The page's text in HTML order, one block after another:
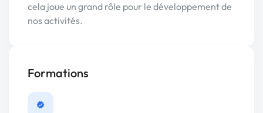
cela joue un grand rôle pour le développement de
nos activités.
Formations